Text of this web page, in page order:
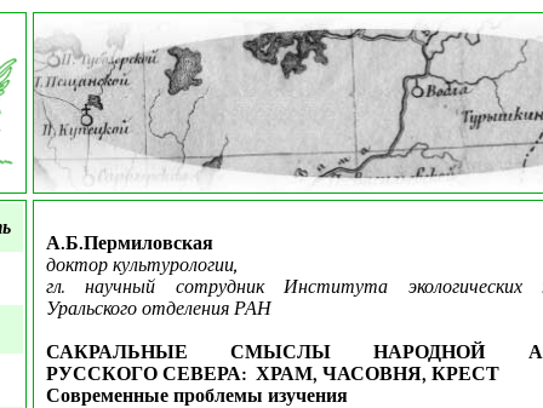
А.Б.Пермиловская
доктор культурологии,
гл. научный сотрудник Института экологических
Уральского отделения РАН
САКРАЛЬНЫЕ СМЫСЛЫ НАРОДНОЙ
РУССКОГО СЕВЕРА: ХРАМ, ЧАСОВНЯ, КРЕСТ
Современные проблемы изучения